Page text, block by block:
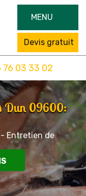
MENU
Devis gratuit
76 03 33 02
Dun 09600:
Entretien de